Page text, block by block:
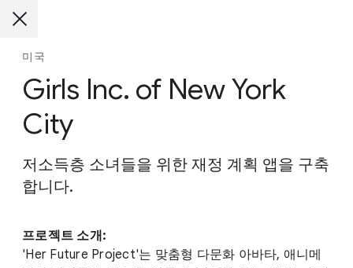
미국
Girls Inc. of New York
City
저소득층 소녀들을 위한 재정 계획 앱을 구축
합니다.
프로젝트 소개:
'Her Future Project'는 맞춤형 다문화 아바타, 애니메